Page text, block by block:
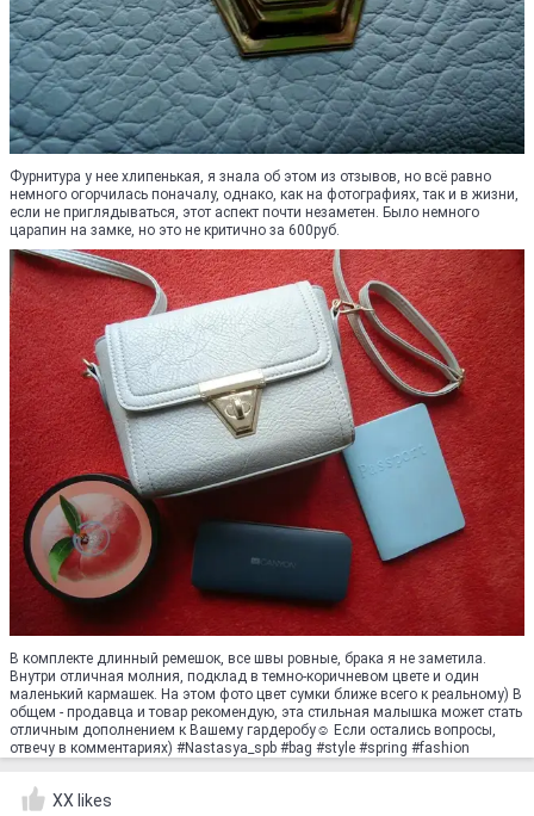
Фурнитура у нее хлипенькая, я знала об этом из отзывов, но всё равно
немного огорчилась поначалу, однако, как на фотографиях, так и в жизни,
если не приглядываться, этот аспект почти незаметен. Было немного
царапин на замке, но это не критично за 600руб.
В комплекте длинный ремешок, все швы ровные, брака я не заметила.
Внутри отличная молния, подклад в темно-коричневом цвете и один
маленький кармашек. На этом фото цвет сумки ближе всего к реальному) В
общем - продавца и товар рекомендую, эта стильная малышка может стать
отличным дополнением к Вашему гардеробу☺ Если остались вопросы,
отвечу в комментариях) #Nastasya_spb #bag #style #spring #fashion
XX likes